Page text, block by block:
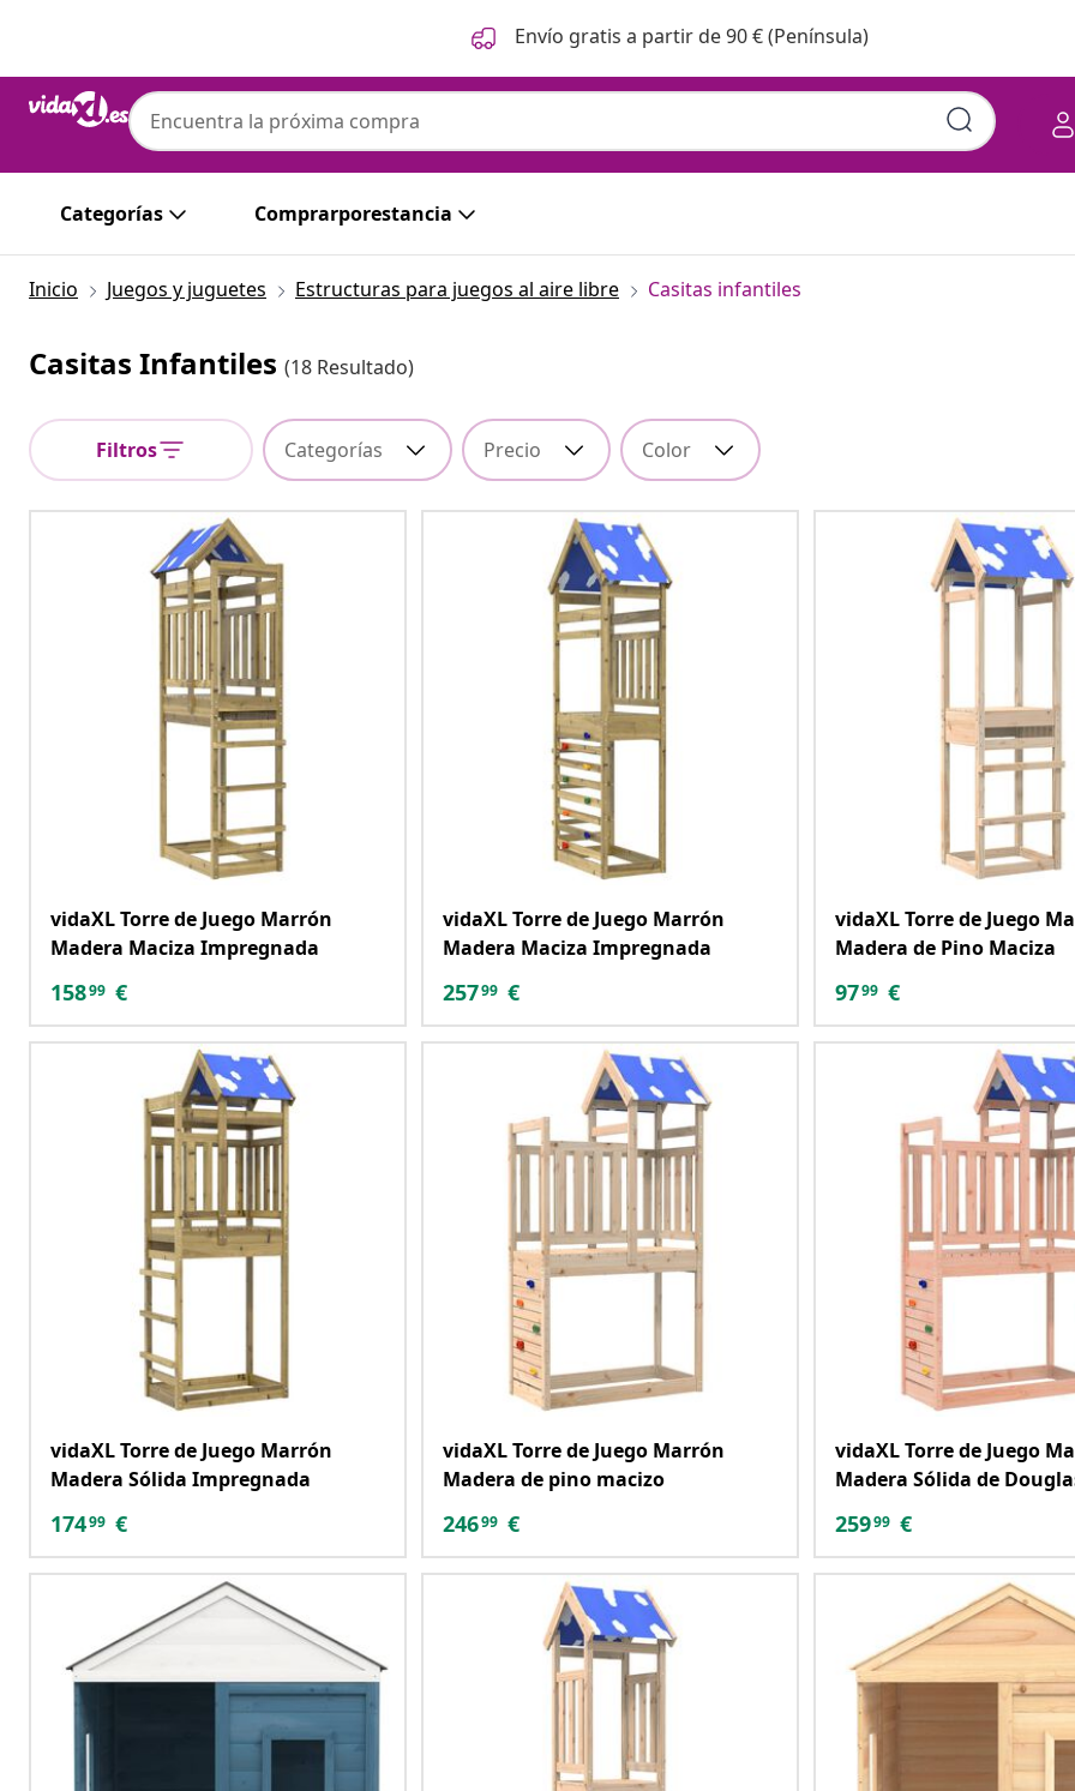
Envío gratis a partir de 90 € (Península)
Categorías Comprarporestancia
Inicio Juegos y juguetes Estructuras para juegos al aire libre Casitas infantiles
Casitas Infantiles (18 Resultado)
Filtros Categorías Precio Color
vidaXL Torre de Juego Marrón
Madera Maciza Impregnada
15899 €
vidaXL Torre de Juego Marrón
Madera Maciza Impregnada
25799 €
vidaXL Torre de Juego
Madera de Pino Maciza
9799 €
vidaXL Torre de Juego Marrón
Madera Sólida Impregnada
17499 €
vidaXL Torre de Juego Marrón
Madera de pino macizo
24699 €
vidaXL Torre de Juego
Madera Sólida de
25999 €